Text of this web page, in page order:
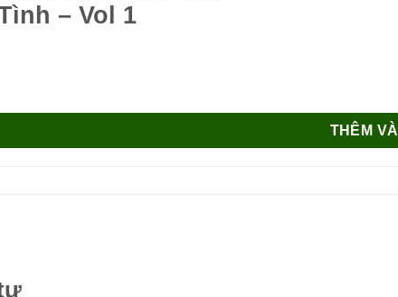
– Vol 1
THÊM